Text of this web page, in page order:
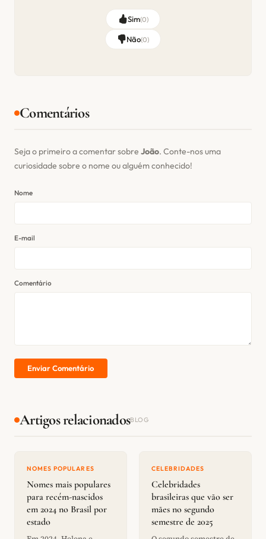
Sim(0)
Não(0)
Comentários
Seja o primeiro a comentar sobre João. Conte-nos uma
curiosidade sobre o nome ou alguém conhecido!
Nome
E-mail
Comentário
Enviar Comentário
Artigos relacionadosBLOG
NOMES POPULARES
Nomes mais populares
para recém-nascidos
em 2024 no Brasil por
estado
CELEBRIDADES
Celebridades
brasileiras que vão ser
mães no segundo
semestre de 2025